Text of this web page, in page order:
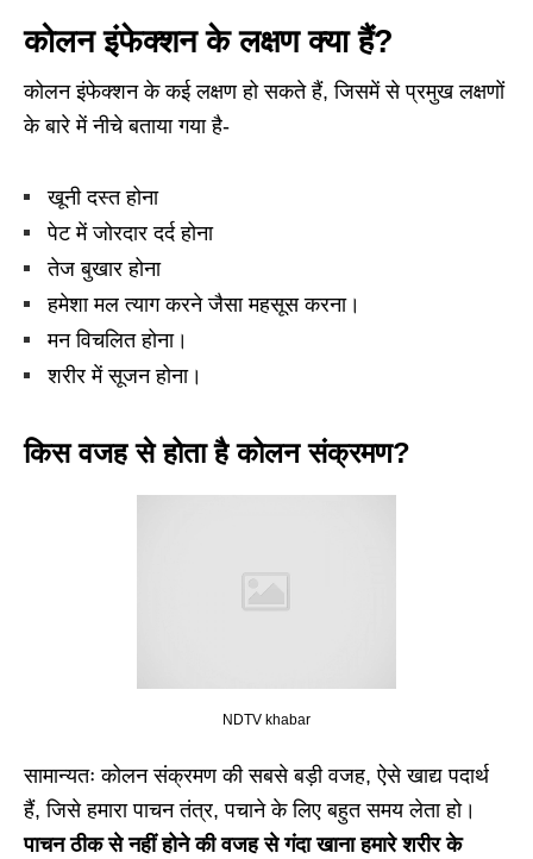
कोलन इंफेक्शन के लक्षण क्या हैं?
कोलन इंफेक्शन के कई लक्षण हो सकते हैं, जिसमें से प्रमुख लक्षणों
के बारे में नीचे बताया गया है-
खूनी दस्त होना
पेट में जोरदार दर्द होना
तेज बुखार होना
हमेशा मल त्याग करने जैसा महसूस करना।
मन विचलित होना।
शरीर में सूजन होना।
किस वजह से होता है कोलन संक्रमण?
NDTV khabar
सामान्यतः कोलन संक्रमण की सबसे बड़ी वजह, ऐसे खाद्य पदार्थ
हैं, जिसे हमारा पाचन तंत्र, पचाने के लिए बहुत समय लेता हो।
पाचन ठीक से नहीं होने की वजह से गंदा खाना हमारे शरीर के